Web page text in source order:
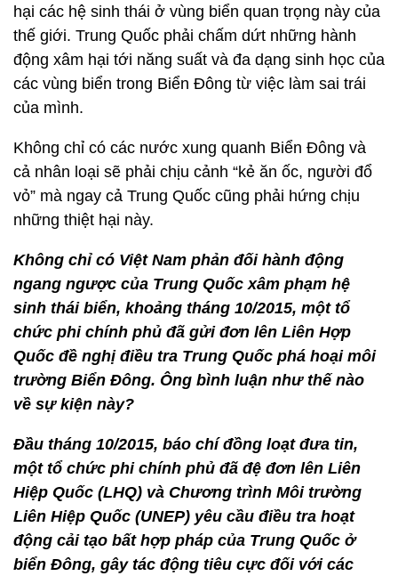
hại các hệ sinh thái ở vùng biển quan trọng này của
thế giới. Trung Quốc phải chấm dứt những hành
động xâm hại tới năng suất và đa dạng sinh học của
các vùng biển trong Biển Đông từ việc làm sai trái
của mình.
Không chỉ có các nước xung quanh Biển Đông và
cả nhân loại sẽ phải chịu cảnh “kẻ ăn ốc, người đổ
vỏ” mà ngay cả Trung Quốc cũng phải hứng chịu
những thiệt hại này.
Không chỉ có Việt Nam phản đối hành động
ngang ngược của Trung Quốc xâm phạm hệ
sinh thái biển, khoảng tháng 10/2015, một tổ
chức phi chính phủ đã gửi đơn lên Liên Hợp
Quốc đề nghị điều tra Trung Quốc phá hoại môi
trường Biển Đông. Ông bình luận như thế nào
về sự kiện này?
Đầu tháng 10/2015, báo chí đồng loạt đưa tin,
một tổ chức phi chính phủ đã đệ đơn lên Liên
Hiệp Quốc (LHQ) và Chương trình Môi trường
Liên Hiệp Quốc (UNEP) yêu cầu điều tra hoạt
động cải tạo bất hợp pháp của Trung Quốc ở
biển Đông, gây tác động tiêu cực đối với các